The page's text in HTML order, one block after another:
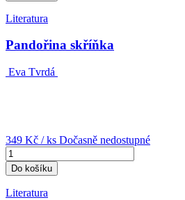
Literatura
Pandořina skříňka
Eva Tvrdá
349 Kč / ks Dočasně nedostupné
Do košíku
Literatura